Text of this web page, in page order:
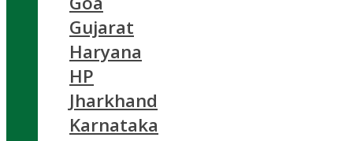
Gujarat
Haryana
HP
Jharkhand
Karnataka